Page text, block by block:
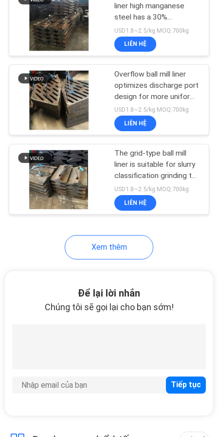
TRANG
CHÍNH
SÁCH
liner high manganese
steel has a 30%
toughness increase and
better impact resistance
after water-toughening
USD1.8~2.5/kg MOQ:700kg
LIÊN HỆ
Overflow ball mill liner
optimizes discharge port
design for more uniform
particle size in fine
grinding stage
USD1.8~2.5/kg MOQ:700kg
LIÊN HỆ
The grid-type ball mill
liner is suitable for slurry
classification grinding to
improve the discharge
efficiency by 15%+
USD1.8~2.5/kg MOQ:700kg
LIÊN HỆ
Xem thêm
Để lại lời nhắn
Chúng tôi sẽ gọi lại cho bạn sớm!